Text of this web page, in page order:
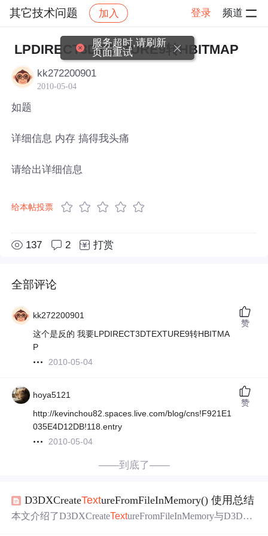
其它技术问题 加入 登录 频道
社区 其它技术问题 帖子详情
LPDIRECT3DTEXTURE9转HBITMAP
kk272200901
2010-05-04
如题
详细信息 内存 搞得我头痛
请给出详细信息
给本帖投票
137 2 打赏
全部评论
kk272200901
这个是反的 我要LPDIRECT3DTEXTURE9转HBITMA
P
2010-05-04
赞
hoya5121
http://kevinchou82.spaces.live.com/blog/cns!F921E1
035E4D12DB!118.entry
2010-05-04
赞
——到底了——
D3DXCreateTextureFromFileInMemory() 使用总结
本文介绍了D3DXCreateTextureFromFileInMemory与D3DX
服务超时,请刷新
页面重试